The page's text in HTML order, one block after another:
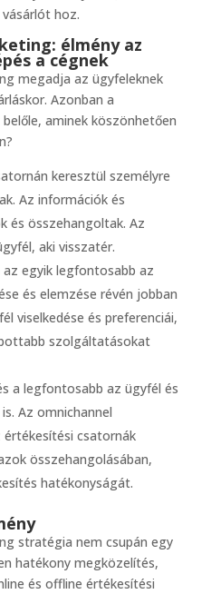
hoz.
élmény az
a cégnek
megadja az ügyfeleknek
Azonban a
aminek köszönhetően
keresztül személyre
Az információk és
és összehangoltak. Az
aki visszatér.
egyik legfontosabb az
és elemzése révén jobban
viselkedése és preferenciái,
szolgáltatásokat
a legfontosabb az ügyfél és
Az omnichannel
csatornák
összehangolásában,
hatékonyságát.
stratégia nem csupán egy
hatékony megközelítés,
és offline értékesítési